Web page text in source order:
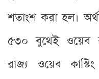
শতাংশ করা হল।
৫৩০ বুথেই ওয়েব
রাজ্য ওয়েব